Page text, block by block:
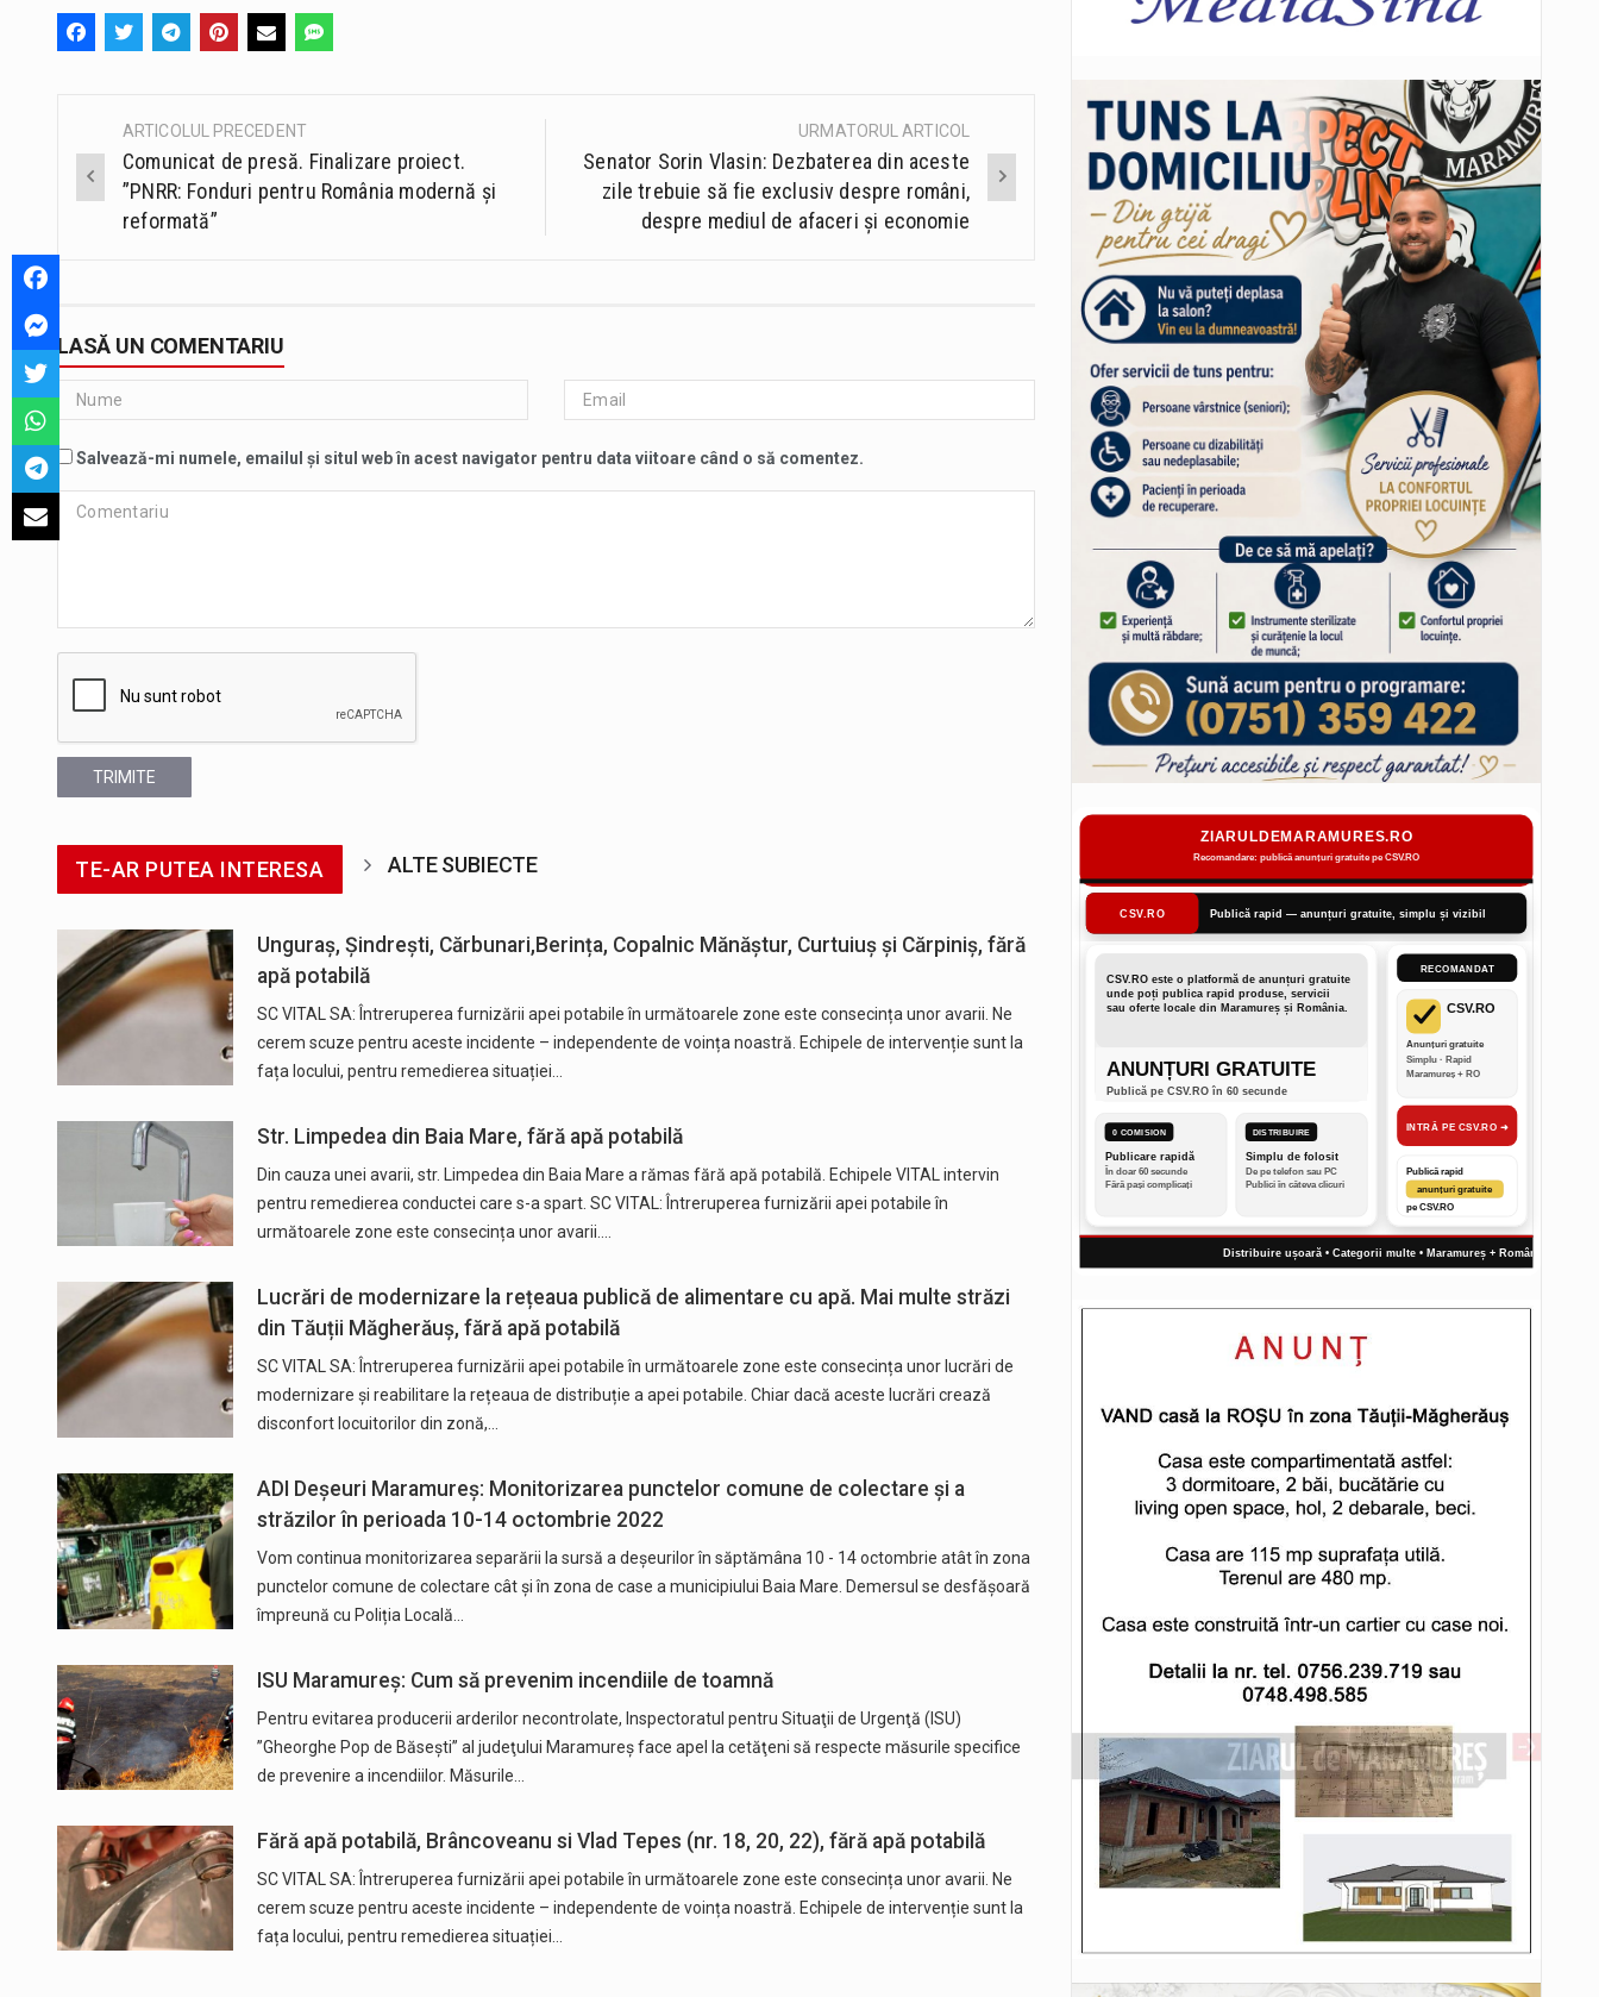
Post
navigation
ARTICOLUL PRECEDENT
Comunicat de presă. Finalizare proiect.
”PNRR: Fonduri pentru România modernă și
reformată”
URMATORUL ARTICOL
Senator Sorin Vlasin: Dezbaterea din aceste
zile trebuie să fie exclusiv despre români,
despre mediul de afaceri și economie
LASĂ UN COMENTARIU
Salvează-mi numele, emailul și situl web în acest navigator pentru data viitoare când o să comentez.
TRIMITE
TE-AR PUTEA INTERESA ALTE SUBIECTE
Unguraș, Șindrești, Cărbunari,Berința, Copalnic Mănăștur, Curtuiuș și Cărpiniș, fără
apă potabilă
SC VITAL SA: Întreruperea furnizării apei potabile în următoarele zone este consecința unor avarii. Ne
cerem scuze pentru aceste incidente – independente de voința noastră. Echipele de intervenție sunt la
fața locului, pentru remedierea situației…
Str. Limpedea din Baia Mare, fără apă potabilă
Din cauza unei avarii, str. Limpedea din Baia Mare a rămas fără apă potabilă. Echipele VITAL intervin
pentru remedierea conductei care s-a spart. SC VITAL: Întreruperea furnizării apei potabile în
următoarele zone este consecința unor avarii.…
Lucrări de modernizare la rețeaua publică de alimentare cu apă. Mai multe străzi
din Tăuții Măgherăuș, fără apă potabilă
SC VITAL SA: Întreruperea furnizării apei potabile în următoarele zone este consecința unor lucrări de
modernizare și reabilitare la rețeaua de distribuție a apei potabile. Chiar dacă aceste lucrări crează
disconfort locuitorilor din zonă,…
ADI Deșeuri Maramureș: Monitorizarea punctelor comune de colectare și a
străzilor în perioada 10-14 octombrie 2022
Vom continua monitorizarea separării la sursă a deșeurilor în săptămâna 10 - 14 octombrie atât în zona
punctelor comune de colectare cât și în zona de case a municipiului Baia Mare. Demersul se desfășoară
împreună cu Poliția Locală…
ISU Maramureș: Cum să prevenim incendiile de toamnă
Pentru evitarea producerii arderilor necontrolate, Inspectoratul pentru Situaţii de Urgenţă (ISU)
”Gheorghe Pop de Băseşti” al judeţului Maramureş face apel la cetăţeni să respecte măsurile specifice
de prevenire a incendiilor. Măsurile…
Fără apă potabilă, Brâncoveanu si Vlad Tepes (nr. 18, 20, 22), fără apă potabilă
SC VITAL SA: Întreruperea furnizării apei potabile în următoarele zone este consecința unor avarii. Ne
cerem scuze pentru aceste incidente – independente de voința noastră. Echipele de intervenție sunt la
fața locului, pentru remedierea situației…